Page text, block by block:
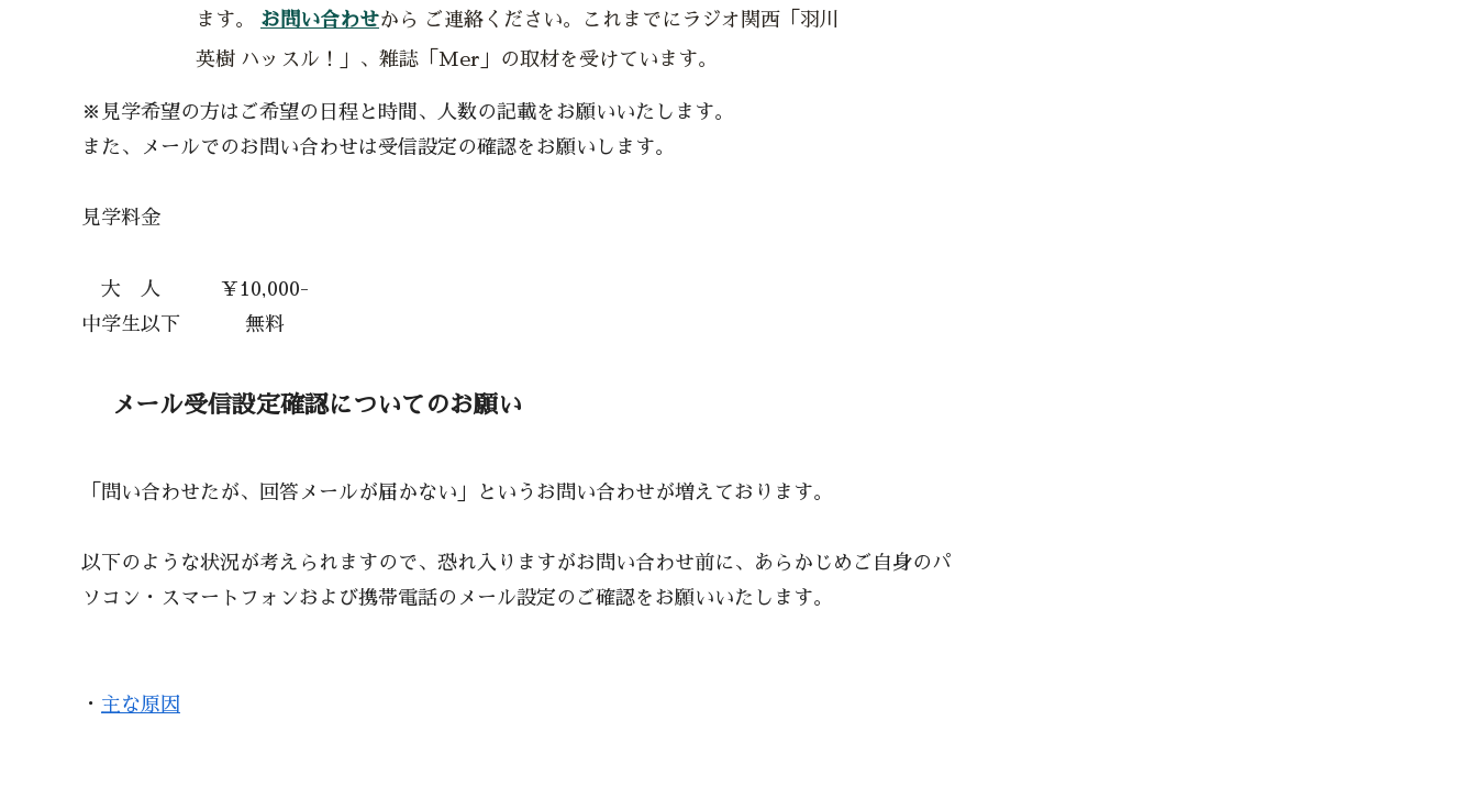
ます。 お問い合わせから ご連絡ください。これまでにラジオ関西「羽川
英樹 ハッスル！」、雑誌「Mer」の取材を受けています。
※見学希望の方はご希望の日程と時間、人数の記載をお願いいたします。
また、メールでのお問い合わせは受信設定の確認をお願いします。
見学料金
大 人 ￥10,000-
中学生以下 無料
メール受信設定確認についてのお願い
「問い合わせたが、回答メールが届かない」というお問い合わせが増えております。
以下のような状況が考えられますので、恐れ入りますがお問い合わせ前に、あらかじめご自身のパ
ソコン・スマートフォンおよび携帯電話のメール設定のご確認をお願いいたします。
・ 主な原因